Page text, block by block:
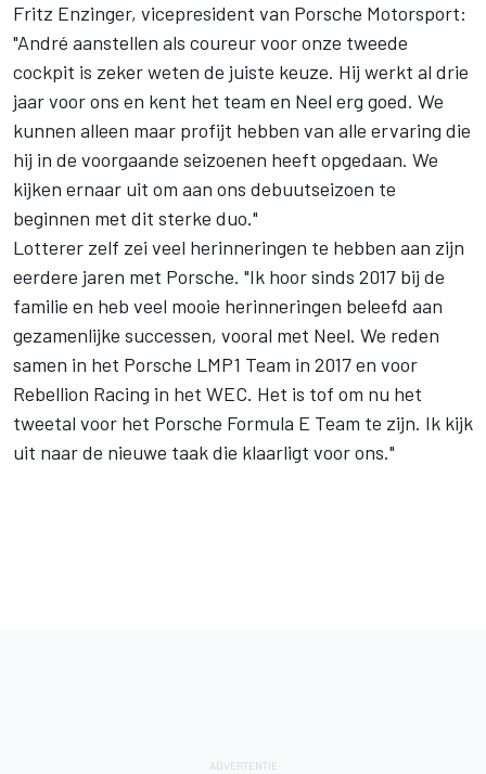
Fritz Enzinger, vicepresident van Porsche Motorsport:
"André aanstellen als coureur voor onze tweede
cockpit is zeker weten de juiste keuze. Hij werkt al drie
jaar voor ons en kent het team en Neel erg goed. We
kunnen alleen maar profijt hebben van alle ervaring die
hij in de voorgaande seizoenen heeft opgedaan. We
kijken ernaar uit om aan ons debuutseizoen te
beginnen met dit sterke duo."
Lotterer zelf zei veel herinneringen te hebben aan zijn
eerdere jaren met Porsche. "Ik hoor sinds 2017 bij de
familie en heb veel mooie herinneringen beleefd aan
gezamenlijke successen, vooral met Neel. We reden
samen in het Porsche LMP1 Team in 2017 en voor
Rebellion Racing in het WEC. Het is tof om nu het
tweetal voor het Porsche Formula E Team te zijn. Ik kijk
uit naar de nieuwe taak die klaarligt voor ons."